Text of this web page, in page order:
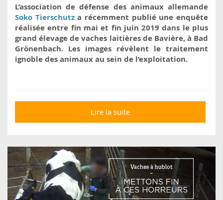
L’association de défense des animaux allemande
Soko Tierschutza récemment publié une enquête
réalisée entre fin mai et fin juin 2019 dans le plus
grand élevage de vaches laitières de Bavière, à Bad
Grönenbach. Les images révèlent le traitement
ignoble des animaux au sein de l’exploitation.
Lire la suite
exploitation de vaches